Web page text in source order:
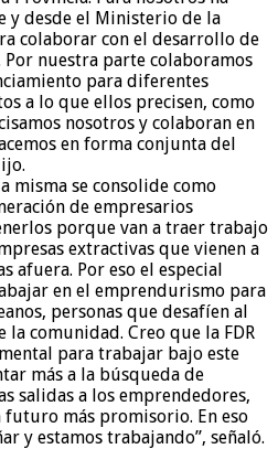
y desde el Ministerio de la
colaborar con el desarrollo de
nuestra parte colaboramos
para diferentes
a lo que ellos precisen, como
nosotros y colaboran en
en forma conjunta del
misma se consolide como
de empresarios
porque van a traer trabajo
extractivas que vienen a
afuera. Por eso el especial
en el emprendurismo para
personas que desafíen al
comunidad. Creo que la FDR
para trabajar bajo este
más a la búsqueda de
salidas a los emprendedores,
más promisorio. En eso
y estamos trabajando”, señaló.